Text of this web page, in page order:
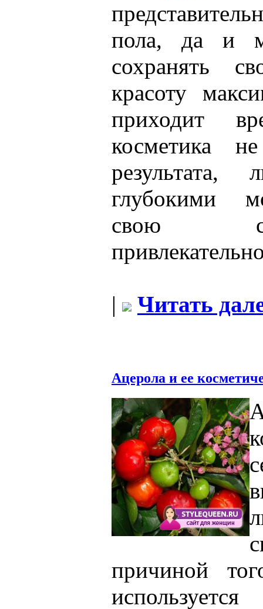
пола, да и
сохранять
красоту
приходит
косметика
результата,
глубокими
свою
| Читать
Ацерола и ее
причиной